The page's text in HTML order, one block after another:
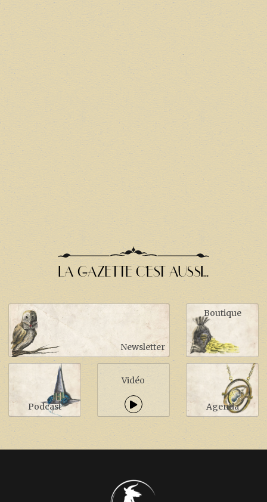
LA GAZETTE C'EST AUSSI...
Newsletter
Boutique
Podcast
Vidéo
Agenda